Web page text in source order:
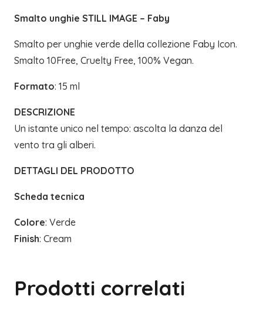
Smalto unghie STILL IMAGE – Faby
Smalto per unghie verde della collezione Faby Icon.
Smalto 10Free, Cruelty Free, 100% Vegan.
Formato: 15 ml
DESCRIZIONE
Un istante unico nel tempo: ascolta la danza del
vento tra gli alberi.
DETTAGLI DEL PRODOTTO
Scheda tecnica
Colore: Verde
Finish: Cream
Prodotti correlati